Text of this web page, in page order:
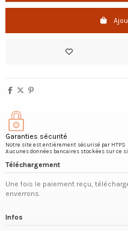
Garanties sécurité
Notre site est entièrement sécurisé par HTPS
Aucunes données bancaires stockées sur ce
Téléchargement
Une fois le paiement reçu,
enverrons.
Infos